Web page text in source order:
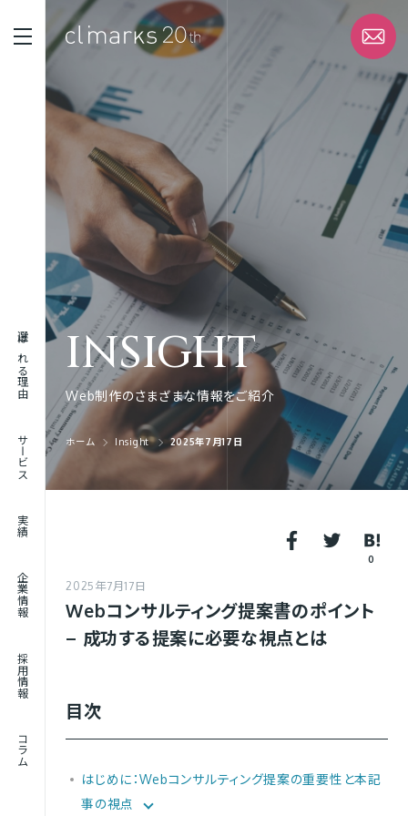
選ばれる理由
サービス
実績
企業情報
採用情報
コラム
STRENGTH
選ばれる理由
SERVICE
サービス
WORK
実績
ABOUT
企業情報
RECRUIT
INSIGHT
Web制作のさまざまな情報をご紹介
ホーム Insight 2025年7月17日
0
2025年7月17日
Webコンサルティング提案書のポイント
– 成功する提案に必要な視点とは
目次
はじめに：Webコンサルティング提案の重要性と本記
事の視点